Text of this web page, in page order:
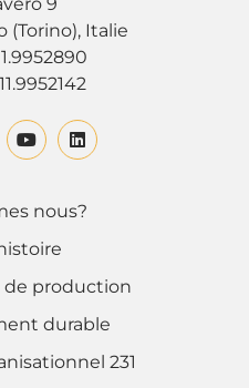
(Torino), Italie
nous?
de production
durable
231